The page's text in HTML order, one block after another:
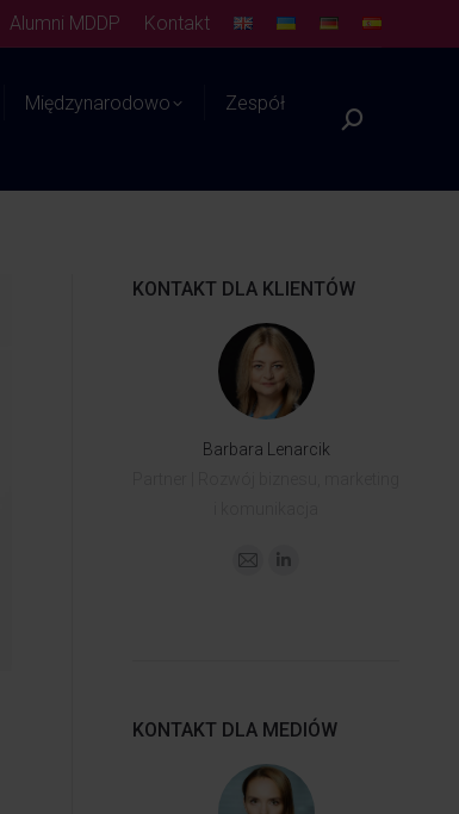
Alumni MDDP Kontakt
Międzynarodowo Zespół
KONTAKT DLA KLIENTÓW
Barbara Lenarcik
KONTAKT DLA MEDIÓW